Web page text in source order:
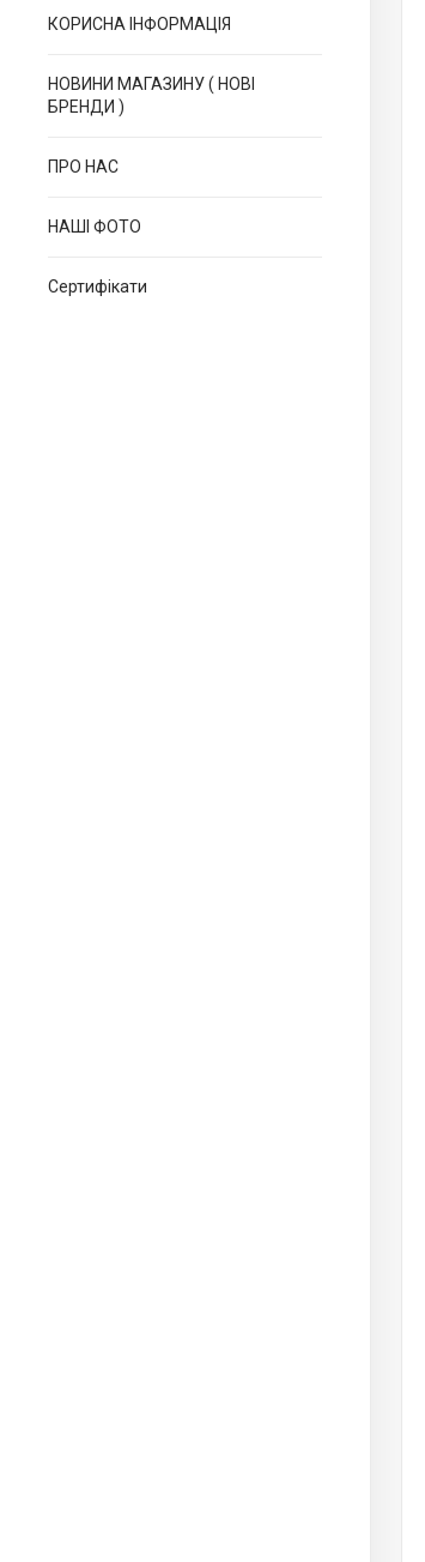
КОРИСНА ІНФОРМАЦІЯ
НОВИНИ МАГАЗИНУ ( НОВІ
БРЕНДИ )
ПРО НАС
НАШІ ФОТО
Сертифікати